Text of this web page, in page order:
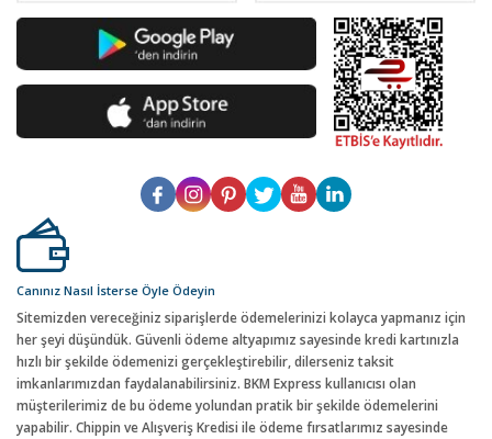
Canınız Nasıl İsterse Öyle Ödeyin
Sitemizden vereceğiniz siparişlerde ödemelerinizi kolayca yapmanız için
her şeyi düşündük. Güvenli ödeme altyapımız sayesinde kredi kartınızla
hızlı bir şekilde ödemenizi gerçekleştirebilir, dilerseniz taksit
imkanlarımızdan faydalanabilirsiniz. BKM Express kullanıcısı olan
müşterilerimiz de bu ödeme yolundan pratik bir şekilde ödemelerini
yapabilir. Chippin ve Alışveriş Kredisi ile ödeme fırsatlarımız sayesinde